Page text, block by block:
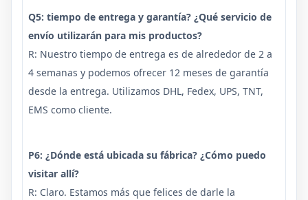
Q5: tiempo de entrega y garantía? ¿Qué servicio de
envío utilizarán para mis productos?
R: Nuestro tiempo de entrega es de alrededor de 2 a
4 semanas y podemos ofrecer 12 meses de garantía
desde la entrega. Utilizamos DHL, Fedex, UPS, TNT,
EMS como cliente.
P6: ¿Dónde está ubicada su fábrica? ¿Cómo puedo
visitar allí?
R: Claro. Estamos más que felices de darle la